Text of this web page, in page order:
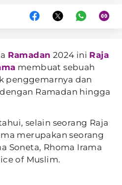
Ramadan 2024 ini Raja
membuat sebuah
penggemarnya dan
Ramadan hingga
selain seorang Raja
merupakan seorang
Soneta, Rhoma Irama
of Muslim.